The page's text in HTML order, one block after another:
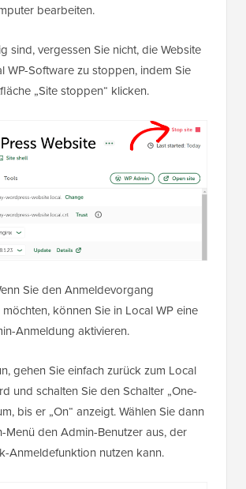
bearbeiten.
sind, vergessen Sie nicht, die Website
WP-Software zu stoppen, indem Sie
„Site stoppen“ klicken.
Sie den Anmeldevorgang
können Sie in Local WP eine
Anmeldung aktivieren.
gehen Sie einfach zurück zum Local
und schalten Sie den Schalter „One-
bis er „On“ anzeigt. Wählen Sie dann
den Admin-Benutzer aus, der
Anmeldefunktion nutzen kann.